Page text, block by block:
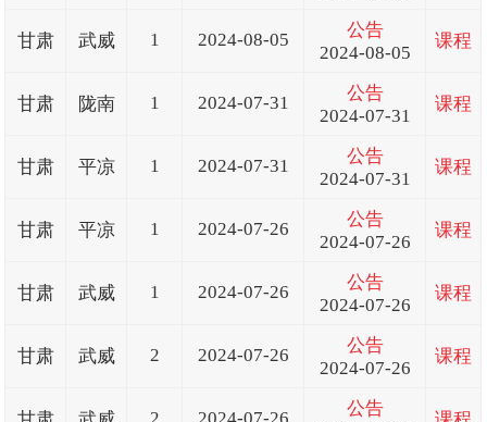
甘肃 武威 1 2024-08-05
公告
2024-08-05
课程
甘肃 陇南 1 2024-07-31
公告
2024-07-31
课程
甘肃 平凉 1 2024-07-31
公告
2024-07-31
课程
甘肃 平凉 1 2024-07-26
公告
2024-07-26
课程
甘肃 武威 1 2024-07-26
公告
2024-07-26
课程
甘肃 武威 2 2024-07-26
公告
2024-07-26
课程
公告